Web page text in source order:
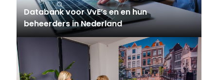
Databank voor VvE’s en en hun
beheerders in Nederland